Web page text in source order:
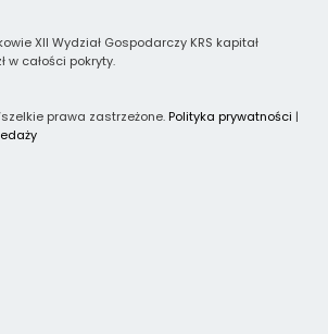
XII Wydział Gospodarczy KRS kapitał
w całości pokryty.
prawa zastrzeżone. Polityka prywatności |